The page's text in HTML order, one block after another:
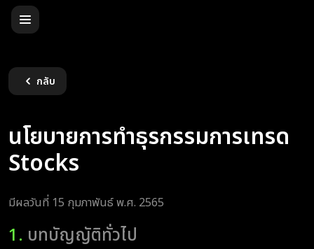
กลับ
นโยบายการทำธุรกรรมการเทรด
Stocks
มีผลวันที่ 15 กุมภาพันธ์ พ.ศ. 2565
1. บทบัญญัติทั่วไป